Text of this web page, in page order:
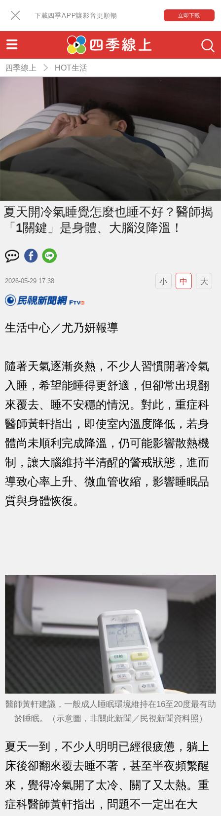
下載四季APP讓影音更順暢 立即下載
四季線上 HOT生活
夏天開冷氣睡覺怎麼也睡不好？醫師揭
「1關鍵」是身體、大腦沒降溫！
2026-05-29 17:38 小 中 大
生活中心／尤乃妍報導
隨著天氣逐漸炎熱，不少人習慣開著冷氣
入睡，希望能睡得更舒適，但卻常出現翻
來覆去、睡不安穩的情況。對此，重症科
醫師黃軒指出，即使室內溫度降低，若身
體尚未順利完成降溫，仍可能影響散熱機
制，讓大腦維持半清醒的警戒狀態，進而
導致心率上升、微血管收縮，影響睡眠品
質與身體恢復。
醫師黃軒建議，一般成人睡眠環境維持在16至20度最有助
於睡眠。（示意圖，非關此新聞／民視新聞資料照）
夏天一到，不少人明明已經很疲憊，躺上
床後卻翻來覆去睡不著，甚至半夜頻繁醒
來，覺得冷氣開了太冷、關了又太熱。重
症科醫師黃軒指出，問題不一定出在大